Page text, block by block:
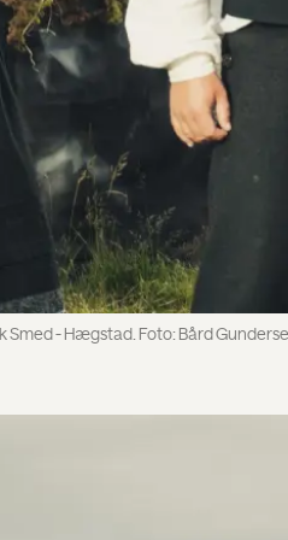
Smed - Hægstad. Foto: Bård